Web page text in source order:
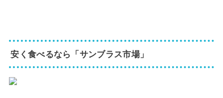
安く食べるなら「サンブラス市場」